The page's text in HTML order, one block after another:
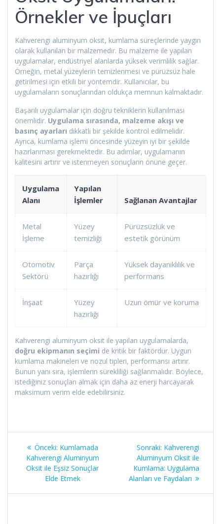
Örnekler ve İpuçları
Kahverengi aluminyum oksit, kumlama süreçlerinde yaygın
olarak kullanılan bir malzemedir. Bu malzeme ile yapılan
uygulamalar, endüstriyel alanlarda yüksek verimlilik sağlar.
Örneğin, metal yüzeylerin temizlenmesi ve pürüzsüz hale
getirilmesi için etkili bir yöntemdir. Kullanıcılar, bu
uygulamaların sonuçlarından oldukça memnun kalmaktadır.
Başarılı uygulamalar için doğru tekniklerin kullanılması
önemlidir. Uygulama sırasında, malzeme akışı ve
basınç ayarları dikkatli bir şekilde kontrol edilmelidir.
Ayrıca, kumlama işlemi öncesinde yüzeyin iyi bir şekilde
hazırlanması gerekmektedir. Bu adımlar, uygulamanın
kalitesini artırır ve istenmeyen sonuçların önüne geçer.
Uygulama
Alanı
Yapılan
İşlemler
Sağlanan Avantajlar
Metal
İşleme
Yüzey
temizliği
Pürüzsüzlük ve
estetik görünüm
Otomotiv
Sektörü
Parça
hazırlığı
Yüksek dayanıklılık ve
performans
İnşaat
Yüzey
hazırlığı
Uzun ömür ve koruma
Kahverengi aluminyum oksit ile yapılan uygulamalarda,
doğru ekipmanın seçimi de kritik bir faktördür. Uygun
kumlama makineleri ve nozul tipleri, performansı artırır.
Bunun yanı sıra, işlemlerin sürekliliği sağlanmalıdır. Böylece,
istediğiniz sonuçları almak için daha az enerji harcayarak
maksimum verim elde edebilirsiniz.
Yazı
gezinmesi
Önceki: Önceki
yazı:
Kumlamada
Kahverengi Aluminyum
Oksit ile Eşsiz Sonuçlar
Elde Etmek
Sonraki: Sonraki
yazı:
Kahverengi
Aluminyum Oksit ile
Kumlama: Uygulama
Alanları ve Faydaları